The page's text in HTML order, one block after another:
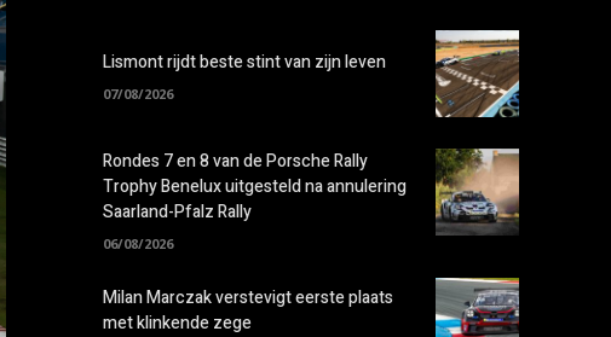
Lismont rijdt beste stint van zijn leven
07/08/2026
Rondes 7 en 8 van de Porsche Rally
Trophy Benelux uitgesteld na annulering
Saarland-Pfalz Rally
06/08/2026
Milan Marczak verstevigt eerste plaats
met klinkende zege